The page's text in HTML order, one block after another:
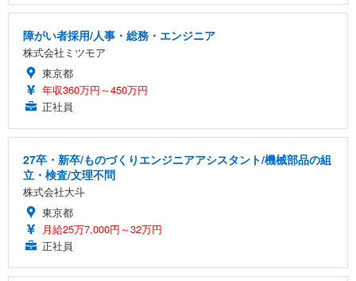
障がい者採用/人事・総務・エンジニア
株式会社ミツモア
東京都
年収360万円～450万円
正社員
27卒・新卒/ものづくりエンジニアアシスタント/機械部品の組
立・検査/文理不問
株式会社大斗
東京都
月給25万7,000円～32万円
正社員